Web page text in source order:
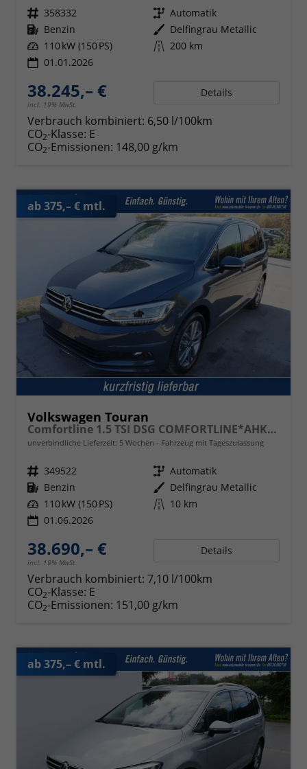
Fahrzeugnr. 358332 Getriebe Automatik
Kraftstoff Benzin Außenfarbe Delfingrau Metallic
Leistung 110 kW (150 PS) Kilometerstand 200 km
01.01.2026
38.245,– €
incl. 19% MwSt.
Details
Verbrauch kombiniert: 6,50 l/100km
CO2-Klasse: E
CO2-Emissionen: 148,00 g/km
ab 375,– € mtl.
Volkswagen Touran
Comfortline 1.5 TSI DSG COMFORTLINE*AHK*ACC*LED*PDC*KAMERA*NAVI*SHZ* 7-SITZER 17-ZOLL
unverbindliche Lieferzeit: 5 Wochen Fahrzeug mit Tageszulassung
Fahrzeugnr. 349522 Getriebe Automatik
Kraftstoff Benzin Außenfarbe Delfingrau Metallic
Leistung 110 kW (150 PS) Kilometerstand 10 km
01.06.2026
38.690,– €
incl. 19% MwSt.
Details
Verbrauch kombiniert: 7,10 l/100km
CO2-Klasse: E
CO2-Emissionen: 151,00 g/km
ab 375,– € mtl.